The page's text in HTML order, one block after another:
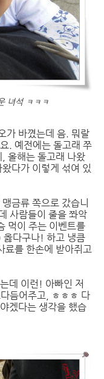
녀석 ㅋㅋㅋ
가 바꼈는데 음. 뭐랄
. 예전에는 돌고래 쭈
올해는 돌고래 나왔
다가 이렇게 섞여 있
금류 쪽으로 갔습니
사람들이 줄을 쫘악
먹이 주는 이벤트를
옳다구나! 하고 냉큼
료를 한손에 받아쥐고
데 이런! 아빠인 저
듬어주고, ㅎㅎㅎ 다
겠다는 생각을 했습